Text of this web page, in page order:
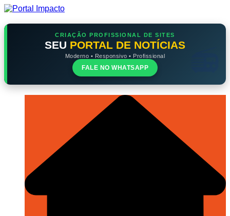
Ir
o
CRIAÇÃO PROFISSIONAL DE SITES
SEU PORTAL DE NOTÍCIAS
Moderno • Responsivo • Profissional
FALE NO WHATSAPP